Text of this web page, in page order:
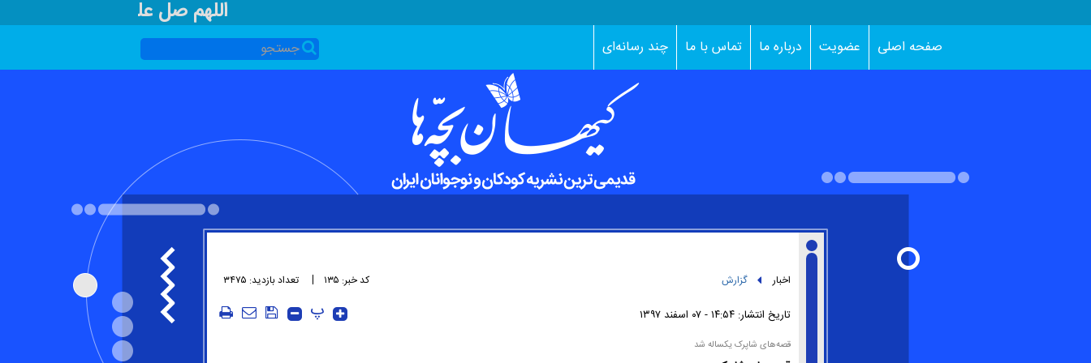
اللهم صل علی محمد و آل
صفحه اصلی عضویت درباره ما تماس با ما چند رسانه‌ای
اخبار گزارش کد خبر: ۱۳۵ تعداد بازدید: ۳۴۷۵
تاریخ انتشار:۱۴:۵۴ - ۰۷ اسفند ۱۳۹۷ پ
قصه‌های شاپرک یکساله شد